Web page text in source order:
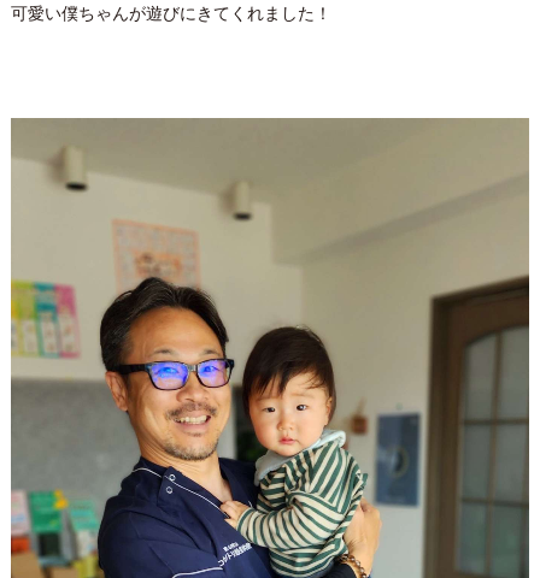
可愛い僕ちゃんが遊びにきてくれました！